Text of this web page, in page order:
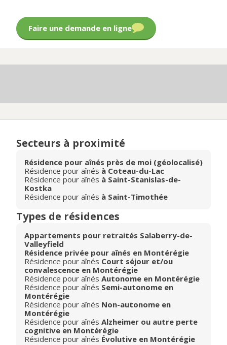
Faire une demande en ligne
Secteurs à proximité
Résidence pour aînés près de moi (géolocalisé)
Résidence pour aînés à Coteau-du-Lac
Résidence pour aînés à Saint-Stanislas-de-
Kostka
Résidence pour aînés à Saint-Timothée
Types de résidences
Appartements pour retraités Salaberry-de-
Valleyfield
Résidence privée pour aînés en Montérégie
Résidence pour aînés Court séjour et/ou
convalescence en Montérégie
Résidence pour aînés Autonome en Montérégie
Résidence pour aînés Semi-autonome en
Montérégie
Résidence pour aînés Non-autonome en
Montérégie
Résidence pour aînés Alzheimer ou autre perte
cognitive en Montérégie
Résidence pour aînés Évolutive en Montérégie